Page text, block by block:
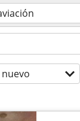
nuevo